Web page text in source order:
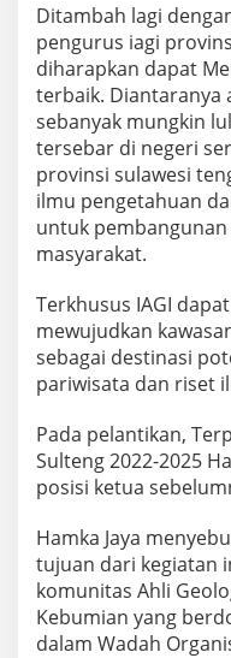
Ditambah lagi
pengurus iagi
diharapkan dapat
terbaik. Diantaranya
sebanyak mungkin
tersebar di negeri
provinsi sulawesi
ilmu pengetahuan
untuk
masyarakat.
Terkhusus IAGI
mewujudkan
sebagai destinasi
pariwisata dan riset
Pada pelantikan,
Sulteng 2022-2025
posisi ketua
Hamka Jaya
tujuan dari kegiatan
komunitas Ahli
Kebumian yang
dalam Wadah